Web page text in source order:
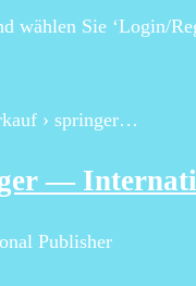
wählen Sie ‘Login/
› springer…
—
Publisher